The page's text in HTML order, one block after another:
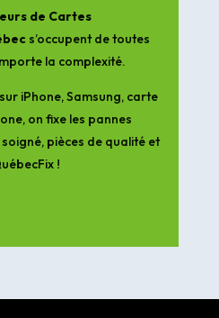
de Cartes
s’occupent de toutes
la complexité.
iPhone, Samsung, carte
on fixe les pannes
pièces de qualité et
!